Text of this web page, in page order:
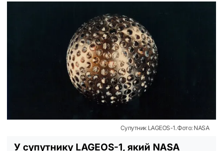
Супутник LAGEOS-1. Фото: NASA
У супутнику LAGEOS-1, який NASA